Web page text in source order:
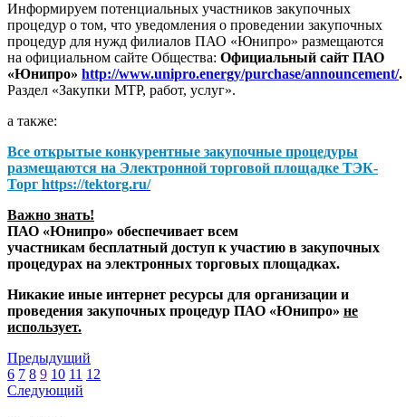
Информируем потенциальных участников закупочных
процедур о том, что уведомления о проведении закупочных
процедур для нужд филиалов ПАО «Юнипро» размещаются
на официальном сайте Общества: Официальный сайт ПАО
«Юнипро» http://www.unipro.energy/purchase/announcement/.
Раздел «Закупки МТР, работ, услуг».
а также:
Все открытые конкурентные закупочные процедуры
размещаются на Электронной торговой площадке ТЭК-
Торг https://tektorg.ru/
Важно знать!
ПАО «Юнипро» обеспечивает всем
участникам бесплатный доступ к участию в закупочных
процедурах на электронных торговых площадках.
Никакие иные интернет ресурсы для организации и
проведения закупочных процедур ПАО «Юнипро» не
использует.
Предыдущий
6 7 8 9 10 11 12
Следующий